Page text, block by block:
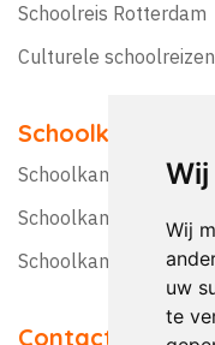
Wij
uw
te
Schoolreis Rotterdam
Culturele schoolreizen
Schoolkampen
Schoolkamp
Schoolkamp België
Schoolkamptips
Contact